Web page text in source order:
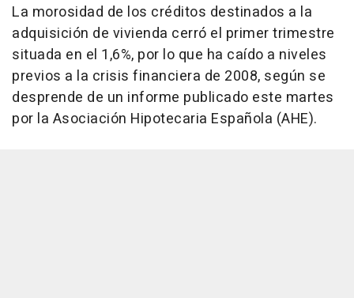
La morosidad de los créditos destinados a la
adquisición de vivienda cerró el primer trimestre
situada en el 1,6%, por lo que ha caído a niveles
previos a la crisis financiera de 2008, según se
desprende de un informe publicado este martes
por la Asociación Hipotecaria Española (AHE).